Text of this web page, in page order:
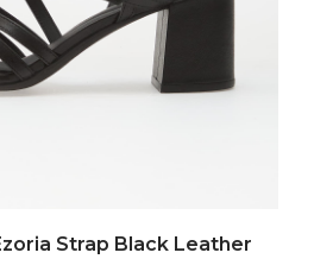
Strap Black Leather